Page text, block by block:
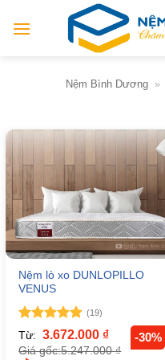
Nệm Bình Dương »
Nệm lò xo DUNLOPILLO
VENUS
Được xếp
hạng5
5
sao
(19)
Từ: 3.672.000 ₫
Giá gốc:5.247.000₫
-30%